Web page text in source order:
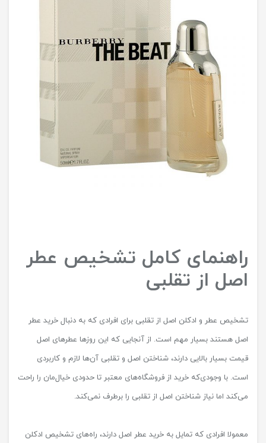
راهنمای کامل تشخیص عطر
اصل از تقلبی
تشخیص عطر و ادکلن اصل از تقلبی برای افرادی که به دنبال خرید عطر
اصل هستند بسیار مهم است. از آنجایی که این روزها عطرهای اصل
قیمت بسیار بالایی دارند، شناختن اصل و تقلبی آن‌ها لازم و کاربردی
است. با وجودی‌که خرید از فروشگاه‌های معتبر تا حدودی خیال‌مان را راحت
می‌کند اما نیاز شناختن اصل از تقلبی را برطرف نمی‌کند.
معمولا افرادی که تمایل به خرید عطر اصل دارند، راه‌های تشخیص ادکلن